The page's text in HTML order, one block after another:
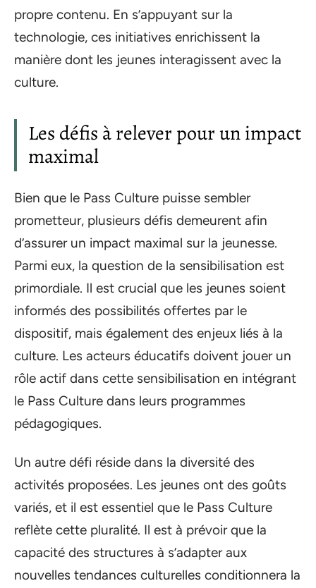
propre contenu. En s’appuyant sur la
technologie, ces initiatives enrichissent la
manière dont les jeunes interagissent avec la
culture.
Les défis à relever pour un impact
maximal
Bien que le Pass Culture puisse sembler
prometteur, plusieurs défis demeurent afin
d’assurer un impact maximal sur la jeunesse.
Parmi eux, la question de la sensibilisation est
primordiale. Il est crucial que les jeunes soient
informés des possibilités offertes par le
dispositif, mais également des enjeux liés à la
culture. Les acteurs éducatifs doivent jouer un
rôle actif dans cette sensibilisation en intégrant
le Pass Culture dans leurs programmes
pédagogiques.
Un autre défi réside dans la diversité des
activités proposées. Les jeunes ont des goûts
variés, et il est essentiel que le Pass Culture
reflète cette pluralité. Il est à prévoir que la
capacité des structures à s’adapter aux
nouvelles tendances culturelles conditionnera la